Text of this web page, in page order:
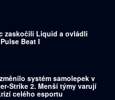
zaskočili Liquid a ovládli
Beat I
systém samolepek v
Strike 2. Menší týmy varují
celého esportu